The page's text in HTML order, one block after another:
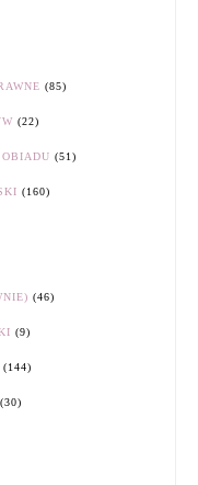
(85)
(22)
(51)
(160)
(46)
(9)
(144)
(30)